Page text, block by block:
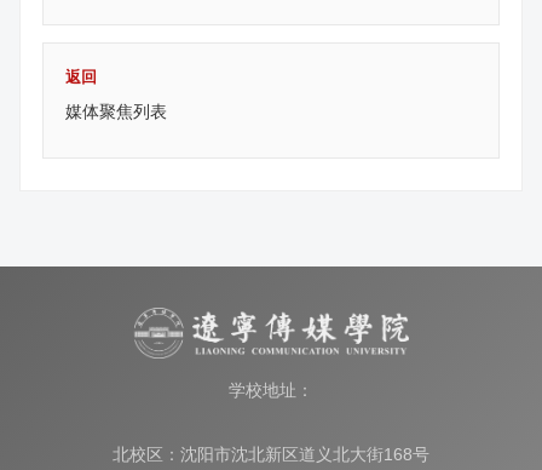
返回
媒体聚焦列表
学校地址：
北校区：沈阳市沈北新区道义北大街168号